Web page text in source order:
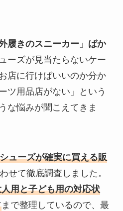
履きのスニーカー」ばか
ーズが見当たらないケー
店に行けばいいのか分か
ツ用品店がない」という
な悩みが聞こえてきま
ューズが確実に買える販
せて徹底調査しました。
用と子ども用の対応状
まで整理しているので、最